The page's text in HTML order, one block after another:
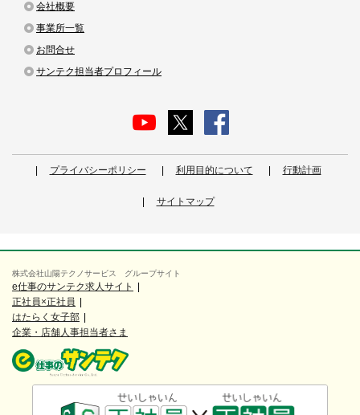
会社概要
事業所一覧
お問合せ
サンテク担当者プロフィール
プライバシーポリシー 利用目的について 行動計画
サイトマップ
株式会社山陽テクノサービス グループサイト
e仕事のサンテク求人サイト
正社員×正社員
はたらく女子部
企業・店舗人事担当者さま